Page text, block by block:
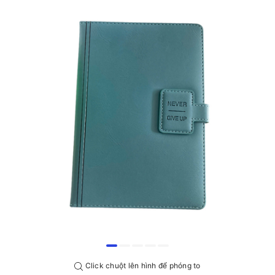
Click chuột lên hình để phóng to